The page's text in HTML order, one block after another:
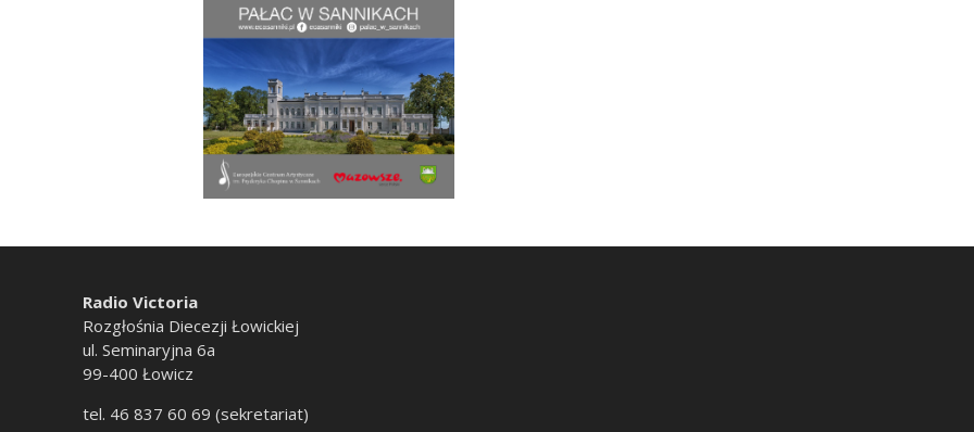
Radio Victoria
Rozgłośnia Diecezji Łowickiej
ul. Seminaryjna 6a
99-400 Łowicz
tel. 46 837 60 69 (sekretariat)